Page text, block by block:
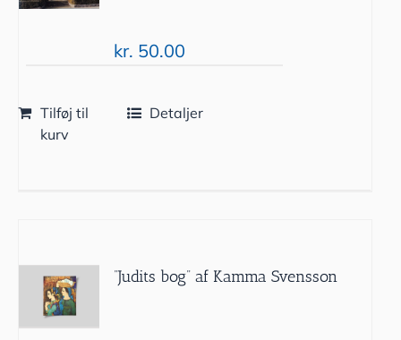
kr. 50.00
Tilføj til
kurv
Detaljer
”Judits bog” af Kamma Svensson